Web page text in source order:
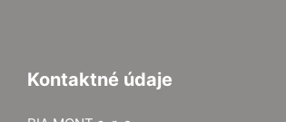
Kontaktné údaje